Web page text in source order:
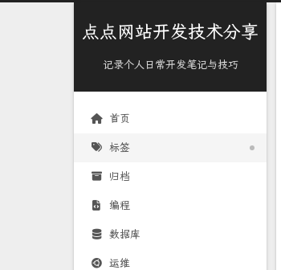
点点网站开发技术分享
记录个人日常开发笔记与技巧
首页
标签
归档
编程
数据库
运维